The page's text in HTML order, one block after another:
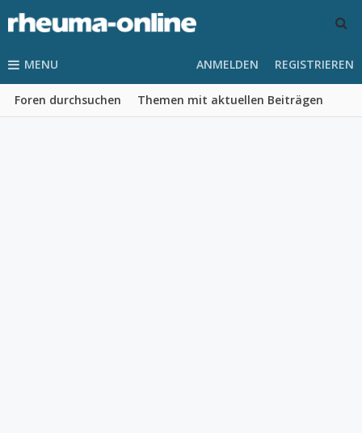
MENU
Foren durchsuchen Themen mit aktuellen Beiträgen
ANMELDEN REGISTRIEREN